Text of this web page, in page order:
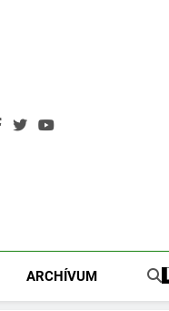
ARCHÍVUM